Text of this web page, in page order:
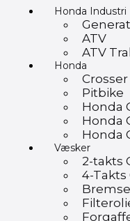
Honda Industri
ATV
ATV
Honda
Crosser
Pitbike
Honda
Honda
Honda
Væsker
2-takts
4-Takts